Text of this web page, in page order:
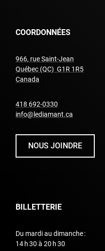
COORDONNÉES
966, rue Saint-Jean
Québec (QC) G1R 1R5
Canada
418 692-0330
info@lediamant.ca
NOUS JOINDRE
BILLETTERIE
Du mardi au dimanche :
14 h 30 à 20 h 30